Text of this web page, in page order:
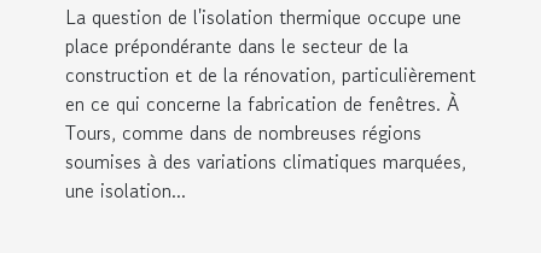
La question de l'isolation thermique occupe une
place prépondérante dans le secteur de la
construction et de la rénovation, particulièrement
en ce qui concerne la fabrication de fenêtres. À
Tours, comme dans de nombreuses régions
soumises à des variations climatiques marquées,
une isolation...